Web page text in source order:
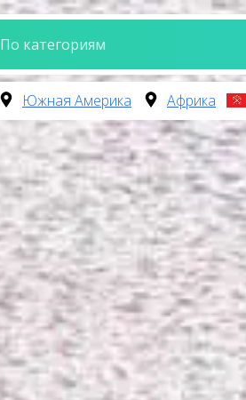
По категориям
Южная Америка Африка